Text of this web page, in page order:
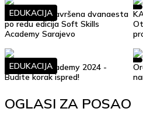
Uspješno je završena dvanaesta
po redu edicija Soft Skills
Academy Sarajevo
EDUKACIJA
Soft Skills Academy 2024 -
Budite korak ispred!
EDUKACIJA
OGLASI ZA POSAO